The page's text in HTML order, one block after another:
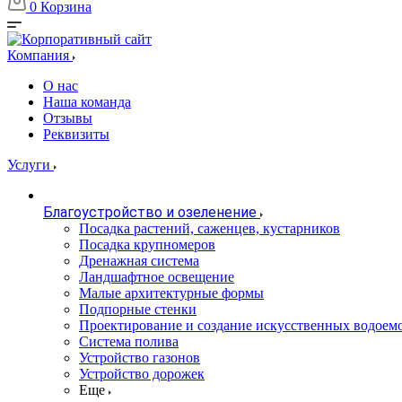
0 Корзина
Компания
О нас
Наша команда
Отзывы
Реквизиты
Услуги
Благоустройство и озеленение
Посадка растений, саженцев, кустарников
Посадка крупномеров
Дренажная система
Ландшафтное освещение
Малые архитектурные формы
Подпорные стенки
Проектирование и создание искусственных
Система полива
Устройство газонов
Устройство дорожек
Еще